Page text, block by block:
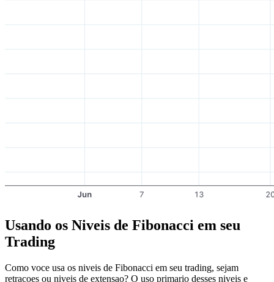
Usando os Niveis de Fibonacci em seu
Trading
Como voce usa os niveis de Fibonacci em seu trading, sejam
retracoes ou niveis de extensao? O uso primario desses niveis e